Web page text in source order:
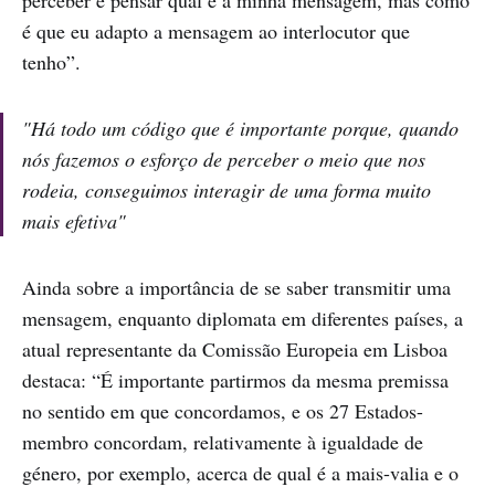
é que eu adapto a mensagem ao interlocutor que
tenho”.
"Há todo um código que é importante porque, quando
nós fazemos o esforço de perceber o meio que nos
rodeia, conseguimos interagir de uma forma muito
mais efetiva"
Ainda sobre a importância de se saber transmitir uma
mensagem, enquanto diplomata em diferentes países, a
atual representante da Comissão Europeia em Lisboa
destaca: “É importante partirmos da mesma premissa
no sentido em que concordamos, e os 27 Estados-
membro concordam, relativamente à igualdade de
género, por exemplo, acerca de qual é a mais-valia e o